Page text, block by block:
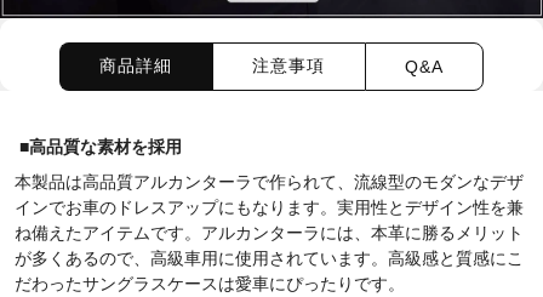
商品詳細 注意事項 Q&A
■高品質な素材を採用
本製品は高品質アルカンターラで作られて、流線型のモダンなデザ
インでお車のドレスアップにもなります。実用性とデザイン性を兼
ね備えたアイテムです。アルカンターラには、本革に勝るメリット
が多くあるので、高級車用に使用されています。高級感と質感にこ
だわったサングラスケースは愛車にぴったりです。